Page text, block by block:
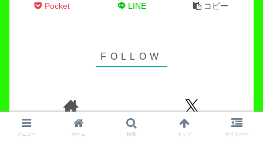
Pocket LINE コピー
メニュー ホーム 検索 トップ サイドバー